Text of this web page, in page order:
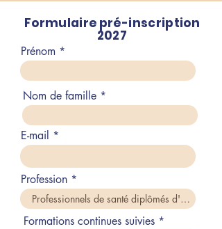
Formulaire pré-inscription
2027
Prénom
Nom de famille
E-mail
Profession
Formations continues suivies